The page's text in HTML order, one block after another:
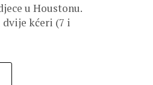
u Houstonu.
dvije kćeri (7 i